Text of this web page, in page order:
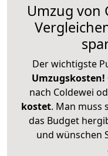
Umzug von
Der wichtigste
Umzugskosten!
nach Coldewei
kostet. Man muss
das Budget
und wünschen